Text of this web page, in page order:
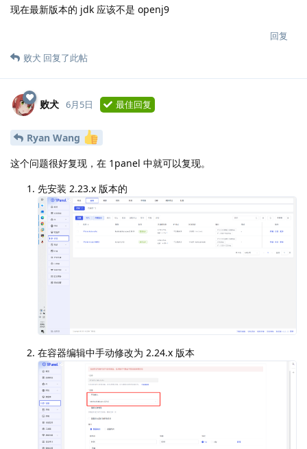
现在最新版本的 jdk 应该不是 openj9
回复
败犬 回复了此帖
败犬 6月5日 最佳回复
Ryan Wang
这个问题很好复现，在 1panel 中就可以复现。
先安装 2.23.x 版本的
在容器编辑中手动修改为 2.24.x 版本